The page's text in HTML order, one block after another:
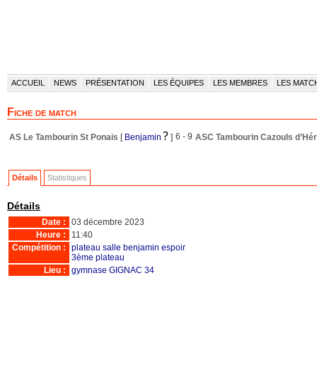
ACCUEIL NEWS PRÉSENTATION LES ÉQUIPES LES MEMBRES LES
Fiche de match
AS Le Tambourin St Ponais [ Benjamin ] 6 - 9 ASC Tambourin Cazouls
Détails Statistiques
Détails
Date :
03 décembre 2023
Heure :
11:40
Compétition :
plateau salle benjamin espoir
3ème plateau
Lieu :
gymnase GIGNAC 34